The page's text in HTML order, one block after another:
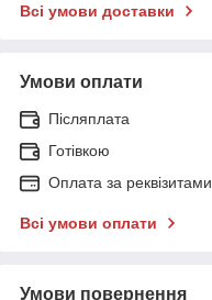
Всі умови доставки
Умови оплати
Післяплата
Готівкою
Оплата за реквізитами
Всі умови оплати
Умови повернення